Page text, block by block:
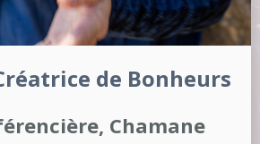
de Bonheurs
Chamane